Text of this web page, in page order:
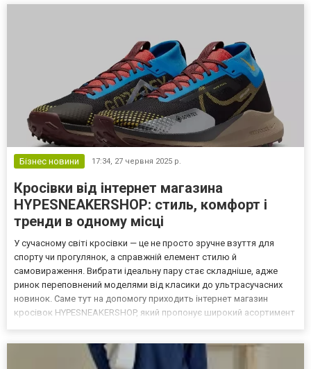
Бізнес новини 17:34, 27 червня 2025 р.
Кросівки від інтернет магазина
HYPESNEAKERSHOP: стиль, комфорт і
тренди в одному місці
У сучасному світі кросівки — це не просто зручне взуття для
спорту чи прогулянок, а справжній елемент стилю й
самовираження. Вибрати ідеальну пару стає складніше, адже
ринок переповнений моделями від класики до ультрасучасних
новинок. Саме тут на допомогу приходить інтернет магазин
кросівок HYPESNEAKERSHOP, який пропонує широкий асортимент